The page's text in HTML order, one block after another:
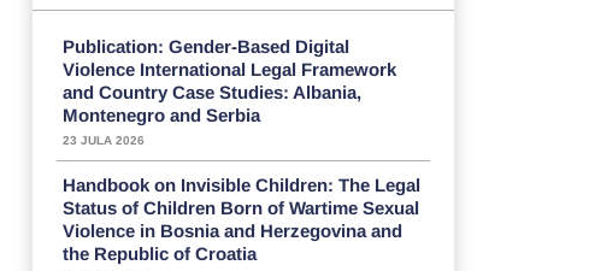
Publication: Gender-Based Digital
Violence International Legal Framework
and Country Case Studies: Albania,
Montenegro and Serbia
23 JULA 2026
Handbook on Invisible Children: The Legal
Status of Children Born of Wartime Sexual
Violence in Bosnia and Herzegovina and
the Republic of Croatia